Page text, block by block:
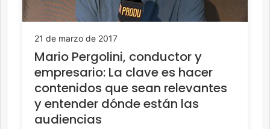
21 de marzo de 2017
Mario Pergolini, conductor y
empresario: La clave es hacer
contenidos que sean relevantes
y entender dónde están las
audiencias